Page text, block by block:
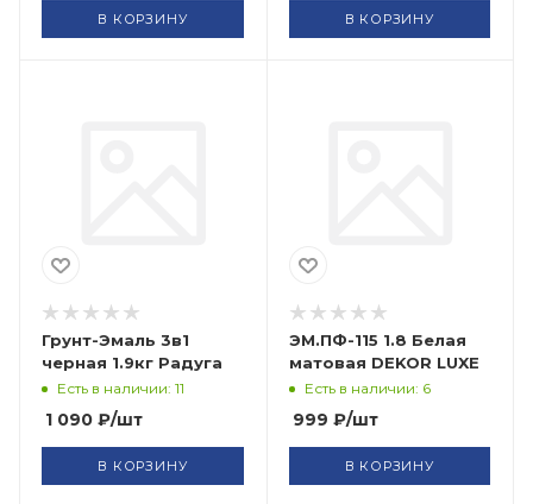
В КОРЗИНУ В КОРЗИНУ
Грунт-Эмаль 3в1
черная 1.9кг Радуга
Есть в наличии: 11
1 090 ₽/шт
В КОРЗИНУ
ЭМ.ПФ-115 1.8 Белая
матовая DEKOR LUXE
Есть в наличии: 6
999 ₽/шт
В КОРЗИНУ